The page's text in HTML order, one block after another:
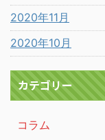
2020年11月
2020年10月
カテゴリー
コラム